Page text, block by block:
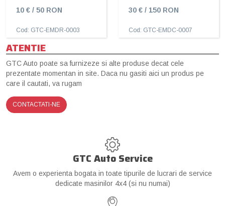
10 € / 50 RON
Cod: GTC-EMDR-0003
30 € / 150 RON
Cod: GTC-EMDC-0007
ATENTIE
GTC Auto poate sa furnizeze si alte produse decat cele
prezentate momentan in site. Daca nu gasiti aici un produs pe
care il cautati, va rugam
CONTACTATI-NE
GTC Auto Service
Avem o experienta bogata in toate tipurile de lucrari de service
dedicate masinilor 4x4 (si nu numai)